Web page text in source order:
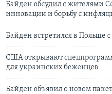
Байден обсудил с жителями
инновации и борьбу с
Байден встретился в Польше
США открывают
для украинских беженцев
Байден объявил о новом